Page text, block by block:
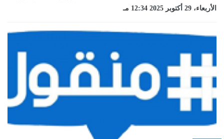
الأربعاء، 29 أكتوبر 2025 12:34 مـ